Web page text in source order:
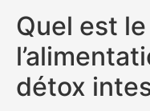
Quel est
détox